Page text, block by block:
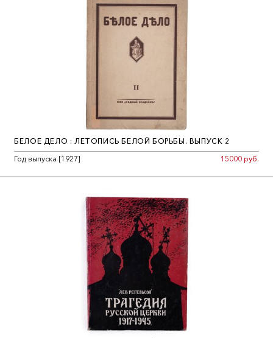
БЕЛОЕ ДЕЛО : ЛЕТОПИСЬ БЕЛОЙ БОРЬБЫ. ВЫПУСК 2
Год выпуска [1927]
15000 руб.